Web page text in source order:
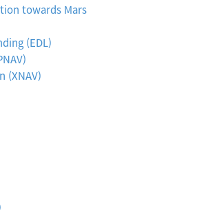
towards Mars
(EDL)
(XNAV)